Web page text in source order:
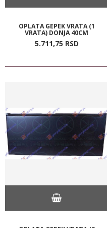
OPLATA GEPEK VRATA (1
VRATA) DONJA 40CM
5.711,75 RSD